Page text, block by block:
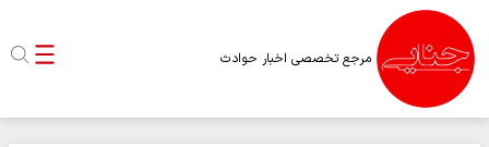
مرجع تخصصی اخبار حوادث